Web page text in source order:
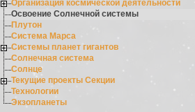
Организация космической деятельности
Освоение Солнечной системы
Плутон
Система Марса
Системы планет гигантов
Солнечная система
Солнце
Текущие проекты Секции
Технологии
Экзопланеты